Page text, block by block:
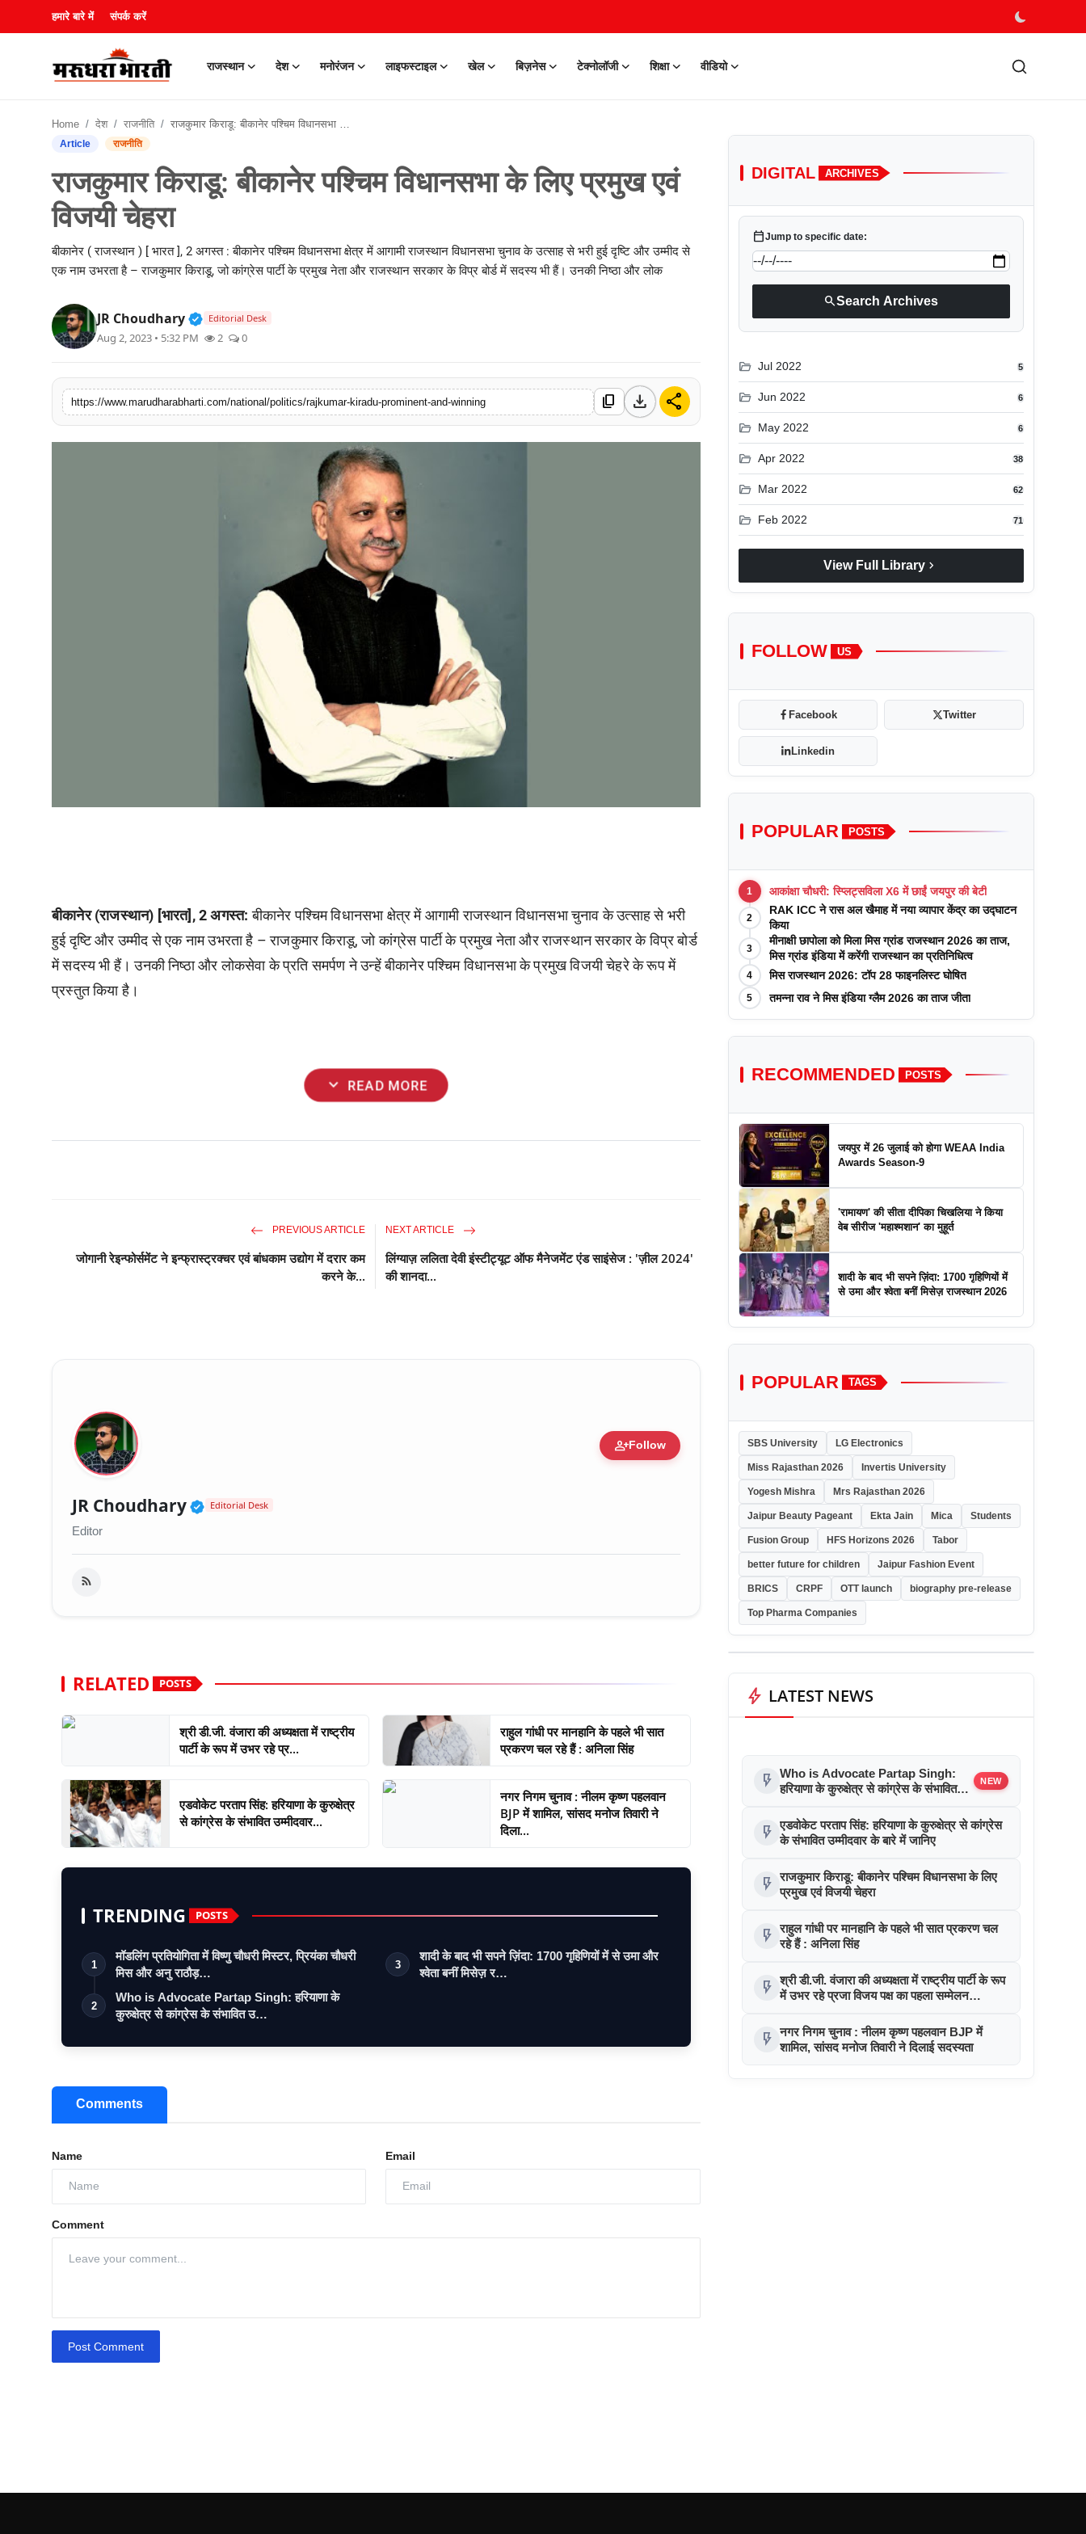
हमारे बारे में संपर्क करें
राजस्थान देश मनोरंजन लाइफस्टाइल खेल बिज़नेस टेक्नोलॉजी शिक्षा वीडियो
राजस्थान
लाइफस्टाइल
टेक्नोलॉजी
Home देश राजनीति राजकुमार किराडू: बीकानेर पश्चिम विधानसभा के लिए प्रमुख एवं विजयी चेहरा
Article राजनीति
राजकुमार किराडू: बीकानेर पश्चिम विधानसभा के लिए प्रमुख एवं
विजयी चेहरा
बीकानेर ( राजस्थान ) [ भारत ], 2 अगस्त : बीकानेर पश्चिम विधानसभा क्षेत्र में आगामी राजस्थान विधानसभा चुनाव के उत्साह से भरी हुई दृष्टि और उम्मीद से
एक नाम उभरता है – राजकुमार किराडू, जो कांग्रेस पार्टी के प्रमुख नेता और राजस्थान सरकार के विप्र बोर्ड में सदस्य भी हैं। उनकी निष्ठा और लोक
JR Choudhary Verified Public Figure • 30 Mar, 2026
Editorial Desk
Aug 2, 2023 • 5:32 PM 2 0
https://www.marudharabharti.com/national/politics/rajkumar-kiradu-prominent-and-winning content_copy download share
बीकानेर(राजस्थान) [भारत], 2अगस्त: बीकानेर पश्चिम विधानसभा क्षेत्र में आगामी राजस्थान विधानसभा चुनाव के उत्साह से भरी
हुई दृष्टि और उम्मीद से एक नाम उभरता है – राजकुमार किराडू, जो कांग्रेस पार्टी के प्रमुख नेता और राजस्थान सरकार के विप्र बोर्ड
में सदस्य भी हैं। उनकी निष्ठा और लोकसेवा के प्रति समर्पण ने उन्हें बीकानेर पश्चिम विधानसभा के प्रमुख विजयी चेहरे के रूप में
प्रस्तुत किया है।
expand_more READ MORE
PREVIOUS ARTICLE
जोगानी रेइन्फोर्समेंट ने इन्फ्रास्ट्रक्चर एवं बांधकाम उद्योग में दरार कम
करने के...
NEXT ARTICLE
लिंग्याज़ ललिता देवी इंस्टीट्यूट ऑफ मैनेजमेंट एंड साइंसेज : 'ज़ील 2024'
की शानदा...
person_addFollow
JR Choudhary Verified Public Figure • 30 Mar, 2026
Editorial Desk
Editor
RELATED POSTS
श्री डी.जी. वंजारा की अध्यक्षता में राष्ट्रीय
पार्टी के रूप में उभर रहे प्र...
राहुल गांधी पर मानहानि के पहले भी सात
प्रकरण चल रहे हैं : अनिला सिंह
एडवोकेट परताप सिंह: हरियाणा के कुरुक्षेत्र
से कांग्रेस के संभावित उम्मीदवार...
नगर निगम चुनाव : नीलम कृष्ण पहलवान
BJP में शामिल, सांसद मनोज तिवारी ने
दिला...
TRENDING POSTS
1
मॉडलिंग प्रतियोगिता में विष्णु चौधरी मिस्टर, प्रियंका चौधरी
मिस और अनु राठौड़…
2
Who is Advocate Partap Singh: हरियाणा के
कुरुक्षेत्र से कांग्रेस के संभावित उ…
3
शादी के बाद भी सपने ज़िंदा: 1700 गृहिणियों में से उमा और
श्वेता बनीं मिसेज़ र…
Comments
Name Email
Comment
Post Comment
DIGITAL ARCHIVES
calendar_todayJump to specific date:
searchSearch Archives
folder_open Jul 2022 5
folder_open Jun 2022 6
folder_open May 2022 6
folder_open Apr 2022 38
folder_open Mar 2022 62
folder_open Feb 2022 71
View Full Library chevron_right
FOLLOW US
Facebook Twitter
Linkedin
POPULAR POSTS
1 आकांक्षा चौधरी: स्प्लिट्सविला X6 में छाईं जयपुर की बेटी
2
RAK ICC ने रास अल खैमाह में नया व्यापार केंद्र का उद्घाटन
किया
3
मीनाक्षी छापोला को मिला मिस ग्रांड राजस्थान 2026 का ताज,
मिस ग्रांड इंडिया में करेंगी राजस्थान का प्रतिनिधित्व
4 मिस राजस्थान 2026: टॉप 28 फाइनलिस्ट घोषित
5 तमन्ना राव ने मिस इंडिया ग्लैम 2026 का ताज जीता
RECOMMENDED POSTS
जयपुर में 26 जुलाई को होगा WEAA India
Awards Season-9
'रामायण' की सीता दीपिका चिखलिया ने किया
वेब सीरीज 'महाश्मशान' का मुहूर्त
शादी के बाद भी सपने ज़िंदा: 1700 गृहिणियों में
से उमा और श्वेता बनीं मिसेज़ राजस्थान 2026
POPULAR TAGS
SBS University LG Electronics
Miss Rajasthan 2026 Invertis University
Yogesh Mishra Mrs Rajasthan 2026
Jaipur Beauty Pageant Ekta Jain Mica Students
Fusion Group HFS Horizons 2026 Tabor
better future for children Jaipur Fashion Event
BRICS CRPF OTT launch biography pre-release
Top Pharma Companies
bolt LATEST NEWS
flash_on Who is Advocate Partap Singh:
हरियाणा के कुरुक्षेत्र से कांग्रेस के संभावित
NEW
flash_on एडवोकेट परताप सिंह: हरियाणा के कुरुक्षेत्र से कांग्रेस
के संभावित उम्मीदवार के बारे में जानिए
flash_on राजकुमार किराडू: बीकानेर पश्चिम विधानसभा के लिए
प्रमुख एवं विजयी चेहरा
flash_on राहुल गांधी पर मानहानि के पहले भी सात प्रकरण चल
रहे हैं : अनिला सिंह
flash_on श्री डी.जी. वंजारा की अध्यक्षता में राष्ट्रीय पार्टी के रूप
में उभर रहे प्रजा विजय पक्ष का पहला सम्मेलन
flash_on नगर निगम चुनाव : नीलम कृष्ण पहलवान BJP में
शामिल, सांसद मनोज तिवारी ने दिलाई सदस्यता